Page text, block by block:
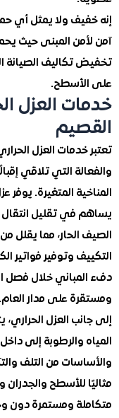
ولا يمثل أي حمل
المبنى حيث يحميه من
الصيانة الدورية
العزل
العزل الحراري
التي تلاقي إقبالًا
المتغيرة. يوفر عزل
تقليل انتقال
مما يقلل من
وتوفير فواتير
خلال فصل الشتاء
على مدار العام.
العزل الحراري، يتميز
والرطوبة إلى داخل
من التلف والتآكل
للأسطح والجدران
ومستمرة دون وجود